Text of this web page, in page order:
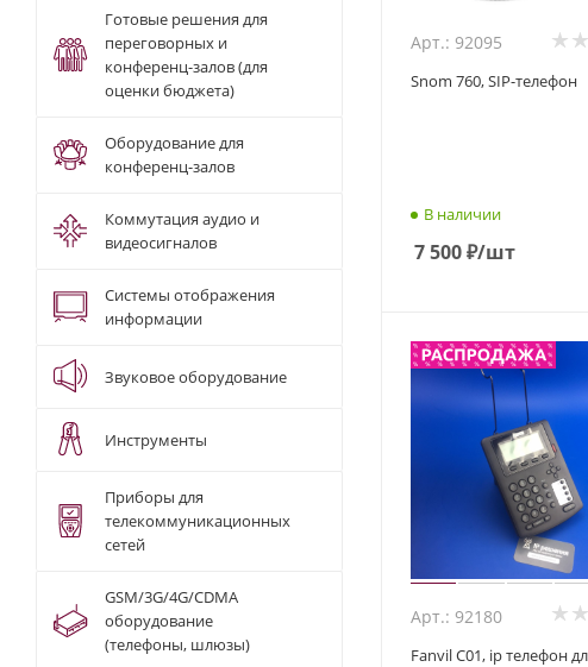
Арт.: 92095
Snom 760, SIP-телефон
В наличии
7 500₽/шт
Арт.: 92180
Fanvil C01, ip телефон для
Готовые решения для
переговорных и
конференц-залов (для
оценки бюджета)
Оборудование для
конференц-залов
Коммутация аудио и
видеосигналов
Системы отображения
информации
Звуковое оборудование
Инструменты
Приборы для
телекоммуникационных
сетей
GSM/3G/4G/CDMA
оборудование
(телефоны, шлюзы)